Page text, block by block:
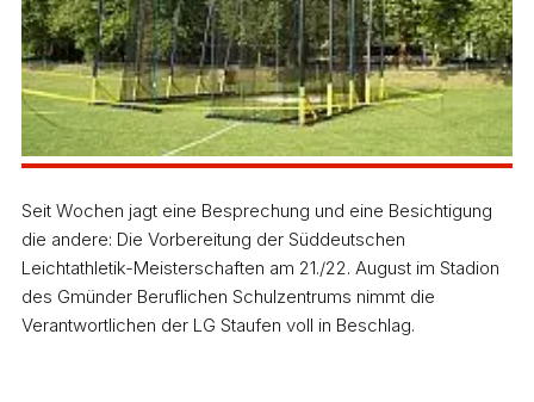
Seit Wochen jagt eine Besprechung und eine Besichtigung
die andere: Die Vorbereitung der Süddeutschen
Leichtathletik-Meisterschaften am 21./22. August im Stadion
des Gmünder Beruflichen Schulzentrums nimmt die
Verantwortlichen der LG Staufen voll in Beschlag.